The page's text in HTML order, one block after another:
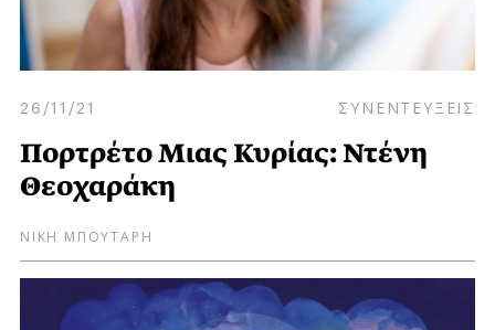
26/11/21 ΣΥΝΕΝΤΕΥΞΕΙΣ
Πορτρέτο Μιας Κυρίας: Ντένη
Θεοχαράκη
ΝΙΚΗ ΜΠΟΥΤΑΡΗ